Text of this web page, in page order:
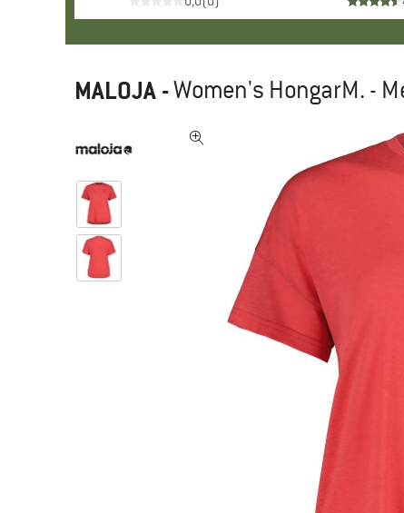
MALOJA -Women's HongarM. -